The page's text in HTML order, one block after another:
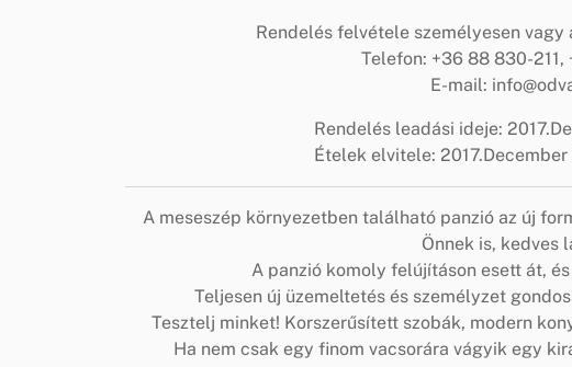
Rendelés felvétele személyesen
Telefon: +36 88 830-211,
E-mail:
Rendelés leadási ideje:
Ételek elvitele:
A meseszép környezetben található panzió az új
Önnek is, kedves
A panzió komoly felújításon esett át,
Teljesen új üzemeltetés és személyzet
Tesztelj minket! Korszerűsített szobák, modern
Ha nem csak egy finom vacsorára vágyik egy